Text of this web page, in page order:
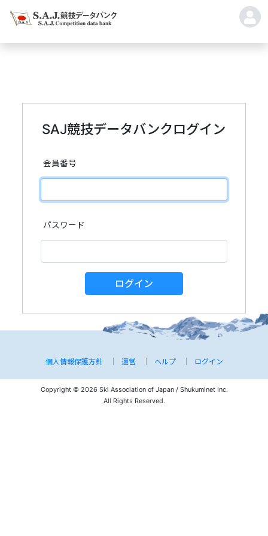
SAJ競技データバンクログイン
会員番号
パスワード
ログイン
個人情報保護方針 運営 ヘルプ ログイン
Copyright © 2026 Ski Association of Japan / Shukuminet Inc.
All Rights Reserved.